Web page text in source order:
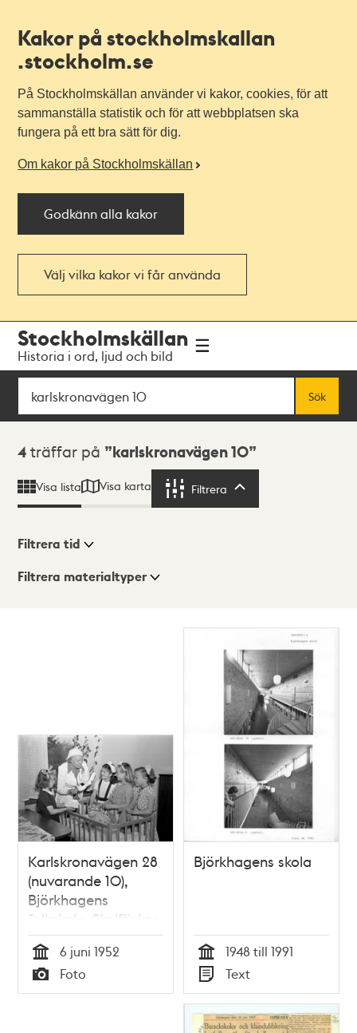
Kakor på stockholmskallan
.stockholm.se
På Stockholmskällan använder vi kakor, cookies, för att
sammanställa statistik och för att webbplatsen ska
fungera på ett bra sätt för dig.
Om kakor på Stockholmskällan
Godkänn alla kakor
Välj vilka kakor vi får använda
navigationen
huvudinnehållet
Stockholmskällan
Historia i ord, ljud och bild
Sök
Sök
Sökresultat
4 träffar på karlskronavägen 10
Visa lista Visa karta Filtrera
Visningsläge
Filtrera tid
Filtrera materialtyper
Karlskronavägen 28
(nuvarande 10),
Björkhagens
folkskola. Skolflickor
undervisas i
spädbarnsvård
genom att klä en
docka
Tid
6 juni 1952
Typ
Foto
Björkhagens skola
Tid
1948 till 1991
Typ
Text